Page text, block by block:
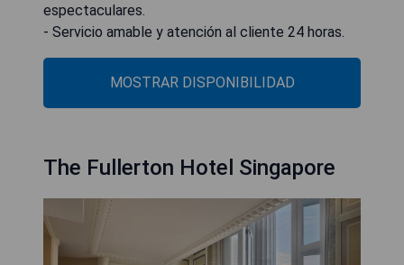
espectaculares.
- Servicio amable y atención al cliente 24 horas.
MOSTRAR DISPONIBILIDAD
The Fullerton Hotel Singapore